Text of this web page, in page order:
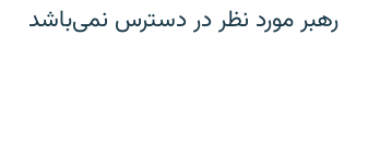
رهبر مورد نظر در دسترس نمی‌باشد